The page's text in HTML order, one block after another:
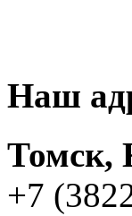
Наш
Томск,
+7